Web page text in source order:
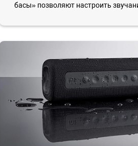
басы» позволяют настроить